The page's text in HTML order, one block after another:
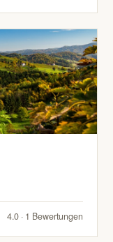
4.0 · 1 Bewertungen